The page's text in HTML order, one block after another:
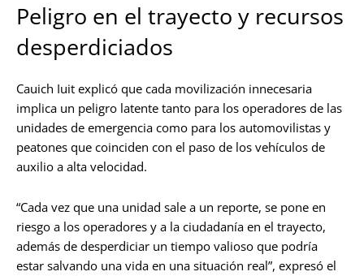
Peligro en el trayecto y recursos
desperdiciados
Cauich Iuit explicó que cada movilización innecesaria
implica un peligro latente tanto para los operadores de las
unidades de emergencia como para los automovilistas y
peatones que coinciden con el paso de los vehículos de
auxilio a alta velocidad.
“Cada vez que una unidad sale a un reporte, se pone en
riesgo a los operadores y a la ciudadanía en el trayecto,
además de desperdiciar un tiempo valioso que podría
estar salvando una vida en una situación real”, expresó el